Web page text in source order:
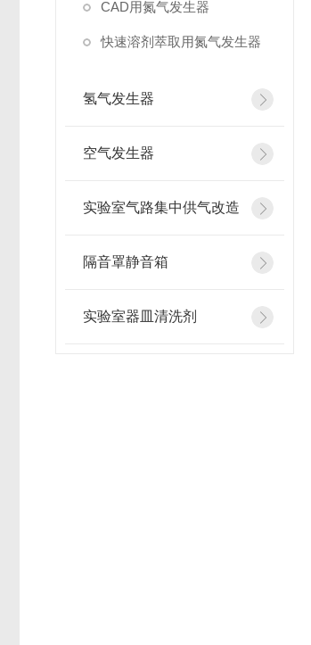
CAD用氮气发生器
快速溶剂萃取用氮气发生器
氢气发生器
空气发生器
实验室气路集中供气改造
隔音罩静音箱
实验室器皿清洗剂